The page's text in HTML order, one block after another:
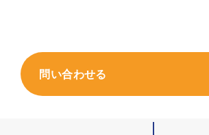
問い合わせる